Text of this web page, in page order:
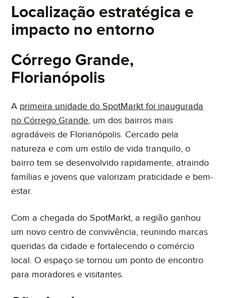
Localização estratégica e
impacto no entorno
Córrego Grande,
Florianópolis
A primeira unidade do SpotMarkt foi inaugurada
no Córrego Grande, um dos bairros mais
agradáveis de Florianópolis. Cercado pela
natureza e com um estilo de vida tranquilo, o
bairro tem se desenvolvido rapidamente, atraindo
famílias e jovens que valorizam praticidade e bem-
estar.
Com a chegada do SpotMarkt, a região ganhou
um novo centro de convivência, reunindo marcas
queridas da cidade e fortalecendo o comércio
local. O espaço se tornou um ponto de encontro
para moradores e visitantes.